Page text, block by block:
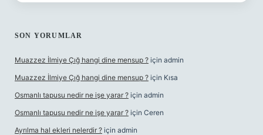
SON YORUMLAR
Muazzez İlmiye Çığ hangi dine mensup ? için admin
Muazzez İlmiye Çığ hangi dine mensup ? için Kısa
Osmanlı tapusu nedir ne işe yarar ? için admin
Osmanlı tapusu nedir ne işe yarar ? için Ceren
Ayrılma hal ekleri nelerdir ? için admin